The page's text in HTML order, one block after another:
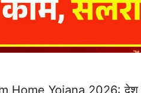
Home Yojana 2026: देश